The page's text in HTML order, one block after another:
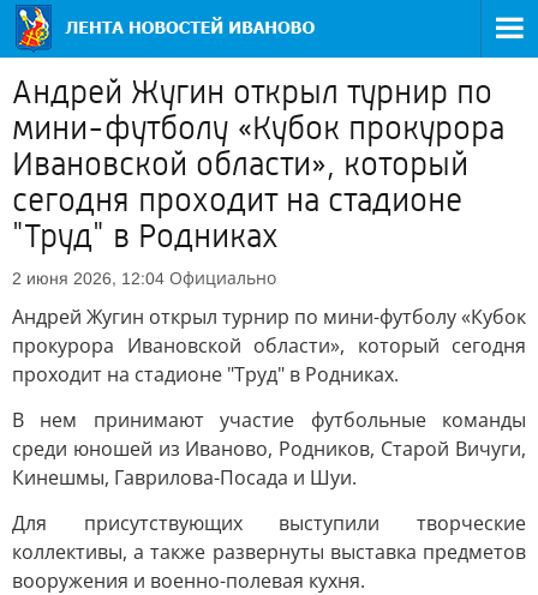
Андрей Жугин открыл турнир по
мини-футболу «Кубок прокурора
Ивановской области», который
сегодня проходит на стадионе
"Труд" в Родниках
2 июня 2026, 12:04 Официально
Андрей Жугин открыл турнир по мини-футболу «Кубок
прокурора Ивановской области», который сегодня
проходит на стадионе "Труд" в Родниках.
В нем принимают участие футбольные команды
среди юношей из Иваново, Родников, Старой Вичуги,
Кинешмы, Гаврилова-Посада и Шуи.
Для присутствующих выступили творческие
коллективы, а также развернуты выставка предметов
вооружения и военно-полевая кухня.